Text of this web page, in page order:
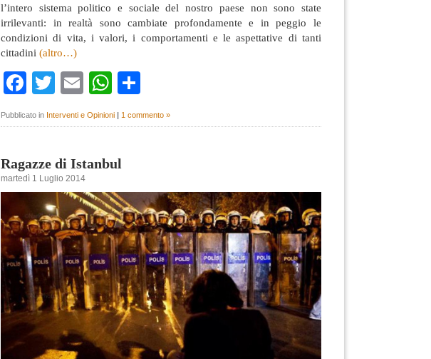
l’intero sistema politico e sociale del nostro paese non sono state
irrilevanti: in realtà sono cambiate profondamente e in peggio le
condizioni di vita, i valori, i comportamenti e le aspettative di tanti
cittadini (altro…)
Facebook
TwitterEmailWhatsApp
Pubblicato in Interventi e Opinioni | 1 commento »
Ragazze di Istanbul
martedì 1 Luglio 2014